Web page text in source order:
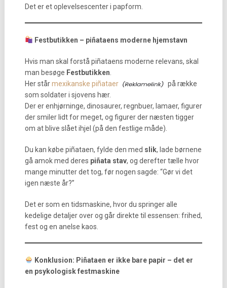
Det er et oplevelsescenter i papform.
Festbutikken – piñataens moderne hjemstavn
Hvis man skal forstå piñataens moderne relevans, skal
man besøge Festbutikken
Her stårmexikanske piñataer
på række
som soldater i sjovens hær.
Der er enhjørninge, dinosaurer, regnbuer, lamaer, figurer
der smiler lidt for meget, og figurer der næsten tigger
om at blive slået ihjel (på den festlige måde).
Du kan købe piñataen, fylde den med slik, lade børnene
gå amok med deres piñata stav, og derefter tælle hvor
mange minutter det tog, før nogen sagde: “Gør vi det
igen næste år?”
Det er som en tidsmaskine, hvor du springer alle
kedelige detaljer over og går direkte til essensen: frihed,
fest og en anelse kaos.
Konklusion: Piñataen er ikke bare papir – det er
en psykologisk festmaskine